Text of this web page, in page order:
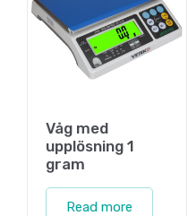
Våg med
upplösning 1
gram
Read more